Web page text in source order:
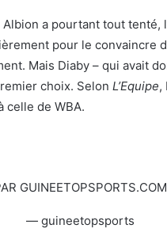
a pourtant tout tenté,
pour le convaincre
Mais Diaby – qui avait
choix. Selon L’Equipe,
celle de WBA.
GUINEETOPSPORTS.COM
— guineetopsports